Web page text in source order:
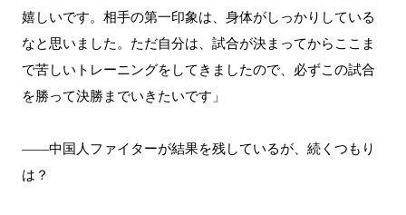
嬉しいです。相手の第一印象は、身体がしっかりしている
なと思いました。ただ自分は、試合が決まってからここま
で苦しいトレーニングをしてきましたので、必ずこの試合
を勝って決勝までいきたいです」
――中国人ファイターが結果を残しているが、続くつもり
は？